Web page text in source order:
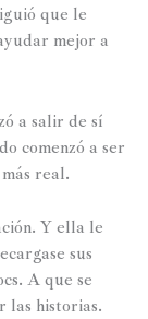
que le
mejor a
a salir de sí
comenzó a ser
real.
Y ella le
sus
A que se
las historias.